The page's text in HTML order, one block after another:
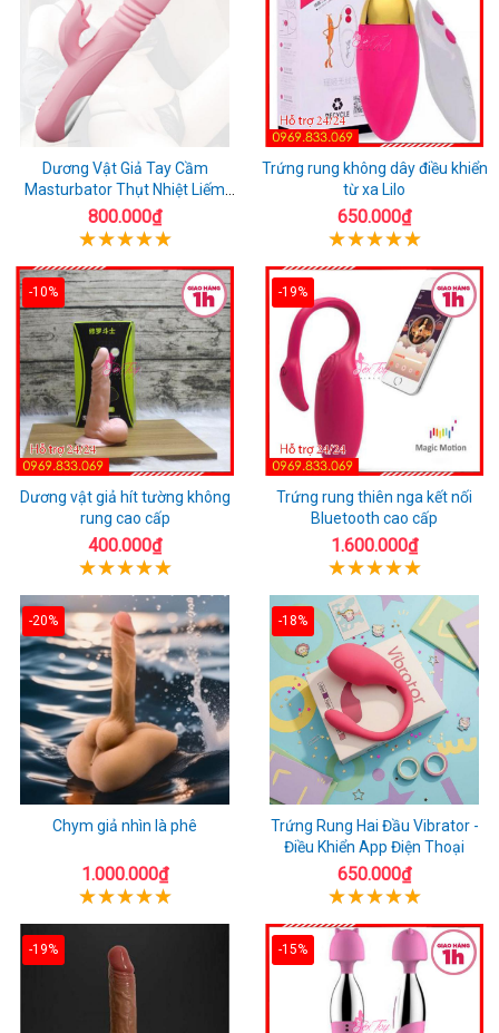
Dương Vật Giả Tay Cầm
Masturbator Thụt Nhiệt Liếm
Rung
800.000₫
Trứng rung không dây điều khiển
từ xa Lilo
650.000₫
-10%
Dương vật giả hít tường không
rung cao cấp
400.000₫
-19%
Trứng rung thiên nga kết nối
Bluetooth cao cấp
1.600.000₫
-20%
Chym giả nhìn là phê
1.000.000₫
-18%
Trứng Rung Hai Đầu Vibrator -
Điều Khiển App Điện Thoại
650.000₫
-19% -15%